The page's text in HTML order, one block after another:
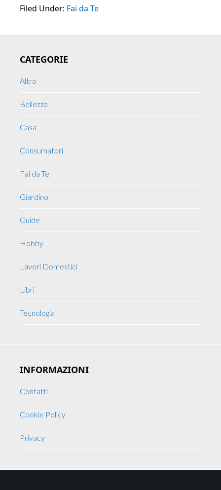
Filed Under: Fai da Te
Sidebar
CATEGORIE
Altro
Bellezza
Casa
Consumatori
Fai da Te
Giardino
Guide
Hobby
Lavori Domestici
Libri
Tecnologia
INFORMAZIONI
Contatti
Cookie Policy
Privacy